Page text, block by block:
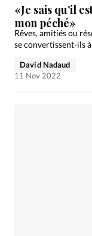
«Je sais qu’il
mon péché»
Rêves, amitiés ou
se convertissent-ils
David Nadaud
11 Nov 2022